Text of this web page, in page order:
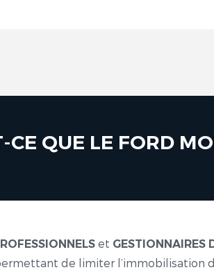
CE QUE LE FORD
et GESTIONNAIRES
de limiter l’immobilisation